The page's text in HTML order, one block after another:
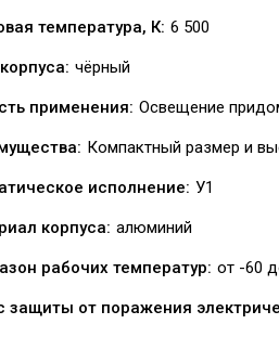
температура, К: 6 500
чёрный
применения: Освещение
Компактный размер и
исполнение: У1
корпуса: алюминий
рабочих температур: от -60
защиты от поражения